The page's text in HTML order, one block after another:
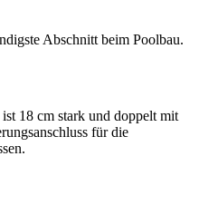
Abschnitt beim Poolbau.
18 cm stark und doppelt mit
für die